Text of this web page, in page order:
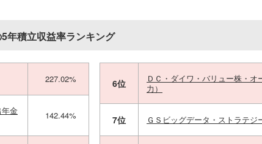
年積立収益率ランキング
227.02%
金
142.44%
6位
ＤＣ・ダイワ・バリュー株・オ
力）
7位 ＧＳビッグデータ・ストラテジ